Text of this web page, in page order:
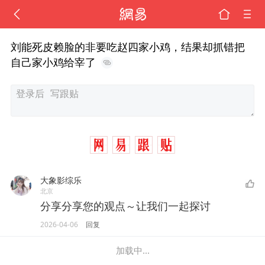
刘能死皮赖脸的非要吃赵四家小鸡，结果却抓错把
自己家小鸡给宰了
大象影综乐
北京
分享分享您的观点～让我们一起探讨
2026-04-06 回复
加载中...